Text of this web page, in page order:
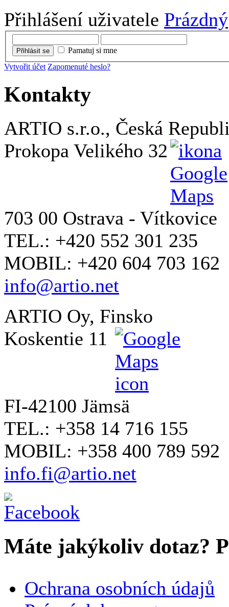
Přihlášení uživatele Prázdný
Přihlásit se
Pamatuj si mne
Vytvořit účet Zapomenuté heslo?
Kontakty
ARTIO s.r.o., Česká
Prokopa Velikého 32
703 00 Ostrava - Vítkovice
TEL.: +420 552 301 235
MOBIL: +420 604 703 162
info@artio.net
ARTIO Oy, Finsko
Koskentie 11
FI-42100 Jämsä
TEL.: +358 14 716 155
MOBIL: +358 400 789 592
info.fi@artio.net
Máte jakýkoliv dotaz?
SPOLEČNOST / ORGANIZACE
Ochrana osobních údajů